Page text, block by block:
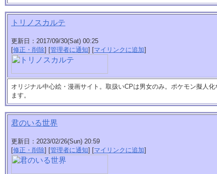
トリノスカルテ
更新日：2017/09/30(Sat) 00:25
[修正・削除] [管理者に通知] [マイリンクに追加]
オリジナル中心絵・漫画サイト。取扱いCPは男女のみ。ポケモン擬人
ます。
君のいる世界
更新日：2023/02/26(Sun) 20:59
[修正・削除] [管理者に通知] [マイリンクに追加]